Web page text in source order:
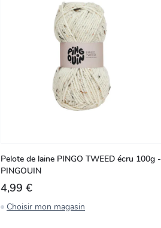
Pelote de laine PINGO TWEED écru 100g -
PINGOUIN
4,99 €
Choisir mon magasin